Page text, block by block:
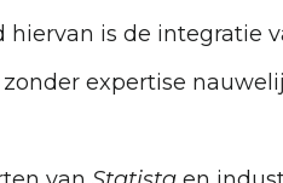
hiervan is de integratie
expertise